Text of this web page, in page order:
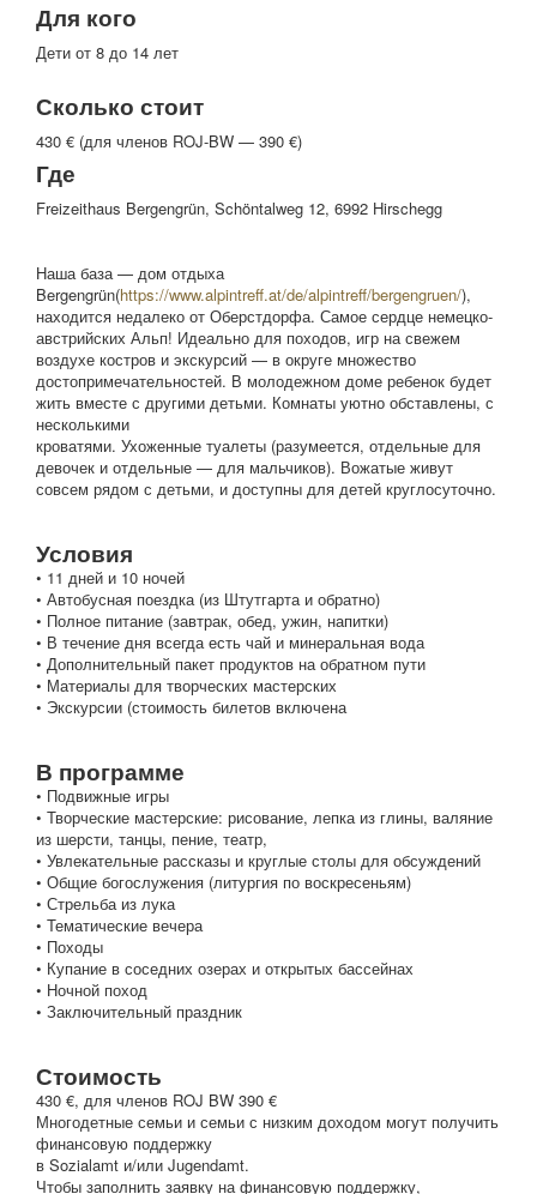
Для кого
Дети от 8 до 14 лет
Сколько стоит
430 € (для членов ROJ-BW — 390 €)
Где
Freizeithaus Bergengrün, Schöntalweg 12, 6992 Hirschegg
Наша база — дом отдыха
Bergengrün(https://www.alpintreff.at/de/alpintreff/bergengruen/),
находится недалеко от Оберстдорфа. Самое сердце немецко-
австрийских Альп! Идеально для походов, игр на свежем
воздухе костров и экскурсий — в округе множество
достопримечательностей. В молодежном доме ребенок будет
жить вместе с другими детьми. Комнаты уютно обставлены, с
несколькими
кроватями. Ухоженные туалеты (разумеется, отдельные для
девочек и отдельные — для мальчиков). Вожатые живут
совсем рядом с детьми, и доступны для детей круглосуточно.
Условия
• 11 дней и 10 ночей
• Автобусная поездка (из Штутгарта и обратно)
• Полное питание (завтрак, обед, ужин, напитки)
• В течение дня всегда есть чай и минеральная вода
• Дополнительный пакет продуктов на обратном пути
• Материалы для творческих мастерских
• Экскурсии (стоимость билетов включена
В программе
• Подвижные игры
• Творческие мастерские: рисование, лепка из глины, валяние
из шерсти, танцы, пение, театр,
• Увлекательные рассказы и круглые столы для обсуждений
• Общие богослужения (литургия по воскресеньям)
• Стрельба из лука
• Тематические вечера
• Походы
• Купание в соседних озерах и открытых бассейнах
• Ночной поход
• Заключительный праздник
Стоимость
430 €, для членов ROJ BW 390 €
Многодетные семьи и семьи с низким доходом могут получить
финансовую поддержку
в Sozialamt и/или Jugendamt.
Чтобы заполнить заявку на финансовую поддержку,